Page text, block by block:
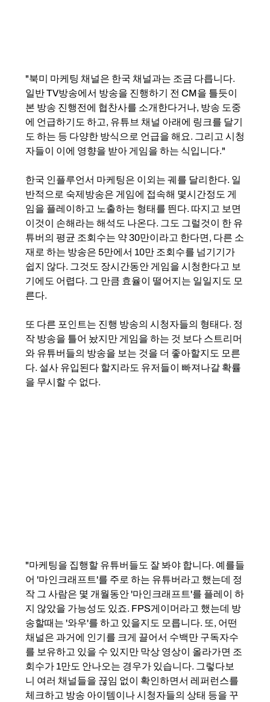
"북미 마케팅 채널은 한국 채널과는 조금 다릅니다.
일반 TV방송에서 방송을 진행하기 전 CM을 틀듯이
본 방송 진행전에 협찬사를 소개한다거나, 방송 도중
에 언급하기도 하고, 유튜브 채널 아래에 링크를 달기
도 하는 등 다양한 방식으로 언급을 해요. 그리고 시청
자들이 이에 영향을 받아 게임을 하는 식입니다."
한국 인플루언서 마케팅은 이외는 궤를 달리한다. 일
반적으로 숙제방송은 게임에 접속해 몇시간정도 게
임을 플레이하고 노출하는 형태를 띈다. 따지고 보면
이것이 손해라는 해석도 나온다. 그도 그럴것이 한 유
튜버의 평균 조회수는 약 30만이라고 한다면, 다른 소
재로 하는 방송은 5만에서 10만 조회수를 넘기기가
쉽지 않다. 그것도 장시간동안 게임을 시청한다고 보
기에도 어렵다. 그 만큼 효율이 떨어지는 일일지도 모
른다.
또 다른 포인트는 진행 방송의 시청자들의 형태다. 정
작 방송을 틀어 놨지만 게임을 하는 것 보다 스트리머
와 유튜버들의 방송을 보는 것을 더 좋아할지도 모른
다. 설사 유입된다 할지라도 유저들이 빠져나갈 확률
을 무시할 수 없다.
"마케팅을 집행할 유튜버들도 잘 봐야 합니다. 예를들
어 '마인크래프트'를 주로 하는 유튜버라고 했는데 정
작 그 사람은 몇 개월동안 '마인크래프트'를 플레이 하
지 않았을 가능성도 있죠. FPS게이머라고 했는데 방
송할때는 '와우'를 하고 있을지도 모릅니다. 또, 어떤
채널은 과거에 인기를 크게 끌어서 수백만 구독자수
를 보유하고 있을 수 있지만 막상 영상이 올라가면 조
회수가 1만도 안나오는 경우가 있습니다. 그렇다보
니 여러 채널들을 끊임 없이 확인하면서 레퍼런스를
체크하고 방송 아이템이나 시청자들의 상태 등을 꾸